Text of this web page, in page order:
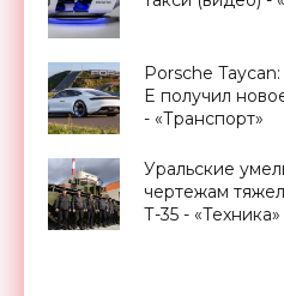
Porsche
E получил
- «Транспорт»
Уральские
чертежам
Т-35 - «Техника»